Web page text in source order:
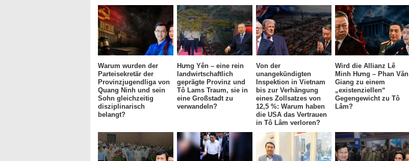
Warum wurden der
Parteisekretär der
Provinzjugendliga von
Quang Ninh und sein
Sohn gleichzeitig
disziplinarisch
belangt?
Hưng Yên – eine rein
landwirtschaftlich
geprägte Provinz und
Tô Lams Traum, sie in
eine Großstadt zu
verwandeln?
Von der
unangekündigten
Inspektion in Vietnam
bis zur Verhängung
eines Zollsatzes von
12,5 %: Warum haben
die USA das Vertrauen
in Tô Lâm verloren?
Wird die Allianz Lê
Minh Hưng – Phan Văn
Giang zu einem
„existenziellen“
Gegengewicht zu Tô
Lâm?